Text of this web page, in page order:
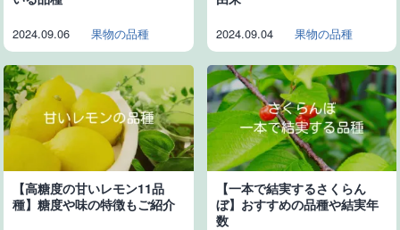
2024.09.06 果物の品種 2024.09.04 果物の品種
【高糖度の甘いレモン11品
種】糖度や味の特徴もご紹介
【一本で結実するさくらん
ぼ】おすすめの品種や結実年
数